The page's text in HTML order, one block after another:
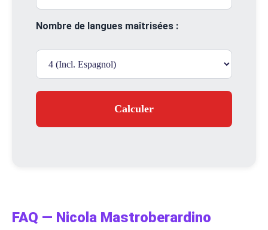
Nombre de langues maîtrisées :
Calculer
FAQ — Nicola Mastroberardino